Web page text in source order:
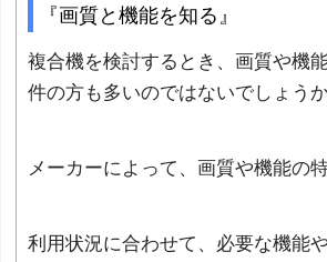
『画質と機能を知る』
複合機を検討するとき、画質や機
件の方も多いのではないでしょうか
メーカーによって、画質や機能の
利用状況に合わせて、必要な機能